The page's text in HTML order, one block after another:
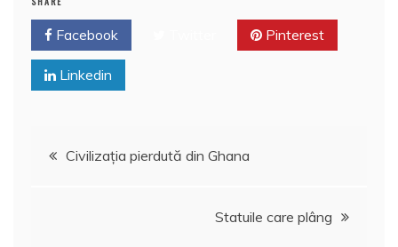
ă
Facebook Pinterest
Linkedin
Navigare
Civilizaţia pierdută din Ghana
Statuile care plâng